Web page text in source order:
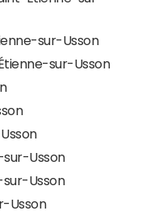
sur-Usson
sur-Usson
sur-Usson
sur-Usson
Usson